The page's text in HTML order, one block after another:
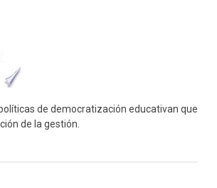
de democratización educativan que
de la gestión.